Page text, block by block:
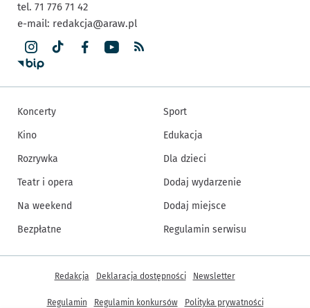
tel. 71 776 71 42
e-mail: redakcja@araw.pl
Koncerty
Kino
Rozrywka
Teatr i opera
Na weekend
Bezpłatne
Sport
Edukacja
Dla dzieci
Dodaj wydarzenie
Dodaj miejsce
Regulamin serwisu
Inne informacje
Redakcja Deklaracja dostępności Newsletter
Regulamin Regulamin konkursów Polityka prywatności